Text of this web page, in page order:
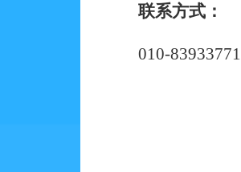
联系方式：
010-83933771